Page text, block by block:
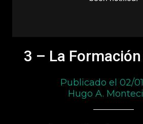
3 – La
Publicado el 02/
Hugo A.